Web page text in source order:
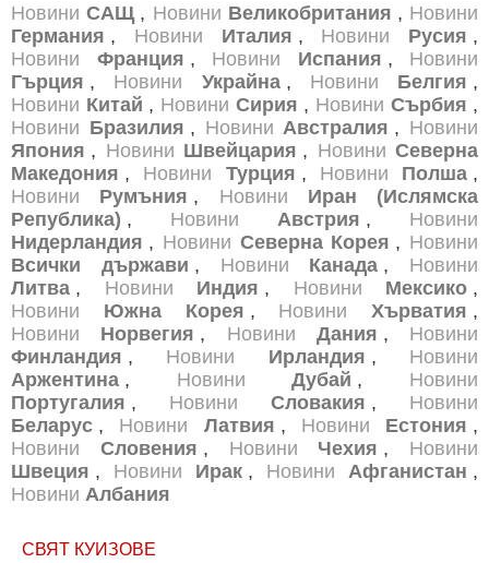
Новини САЩ , Новини Великобритания , Новини
Германия , Новини Италия , Новини Русия ,
Новини
Франция , Новини Испания , Новини
Гърция , Новини Украйна , Новини Белгия ,
Новини Китай , Новини Сирия , Новини Сърбия ,
Новини Бразилия , Новини Австралия , Новини
Япония , Новини Швейцария , Новини Северна
Македония , Новини Турция , Новини Полша ,
Новини
Румъния , Новини
Иран (Ислямска
Република) , Новини Австрия , Новини
Нидерландия , Новини Северна Корея , Новини
Всички държави , Новини Канада , Новини
Литва , Новини Индия , Новини Мексико ,
Новини
Южна Корея , Новини Хърватия ,
Новини
Норвегия , Новини Дания , Новини
Финландия , Новини Ирландия , Новини
Аржентина , Новини Дубай , Новини
Португалия , Новини Словакия , Новини
Беларус , Новини Латвия , Новини Естония ,
Новини
Словения , Новини Чехия , Новини
Швеция , Новини Ирак , Новини Афганистан ,
Новини Албания
СВЯТ КУИЗОВЕ